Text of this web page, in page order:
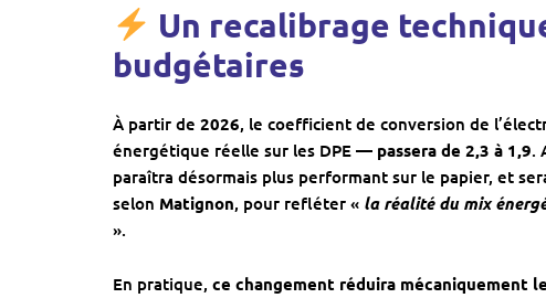
Un recalibrage
budgétaires
À partir de 2026, le coefficient de conversion de
énergétique réelle sur les DPE — passera de 2,3 à 1,9.
paraîtra désormais plus performant sur le papier, et
selon Matignon, pour refléter « la réalité du mix
».
En pratique, ce changement réduira mécaniquement